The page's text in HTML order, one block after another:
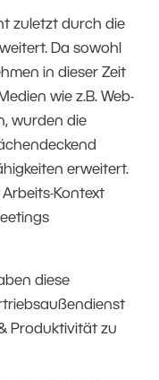
zuletzt durch die
Da sowohl
in dieser Zeit
wie z.B. Web-
wurden die
erweitert.
Kontext
diese
Produktivität zu